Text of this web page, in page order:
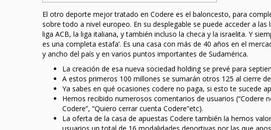
El otro deporte mejor tratado en Codere es el baloncesto, para
sobre todo a nivel europeo. En su desplegable se puede acceder a
liga ACB, la liga italiana, y también incluso la checa y la israelita. Y
es una completa estafa’. Es una casa con más de 40 años en el
y ancho del país y en varios puntos importantes de Sudamérica.
La creación de esa nueva sociedad holding se prevé para
A estos primeros 100 millones se sumarán otros 125 al cierre
Ya sabes en qué ocasiones codere no paga, si esto te sucede
Hemos recibido numerosos comentarios de usuarios (“Codere
Codere”, “Quiero cerrar cuenta Codere”etc).
La oferta de la casa de apuestas Codere también la hemos